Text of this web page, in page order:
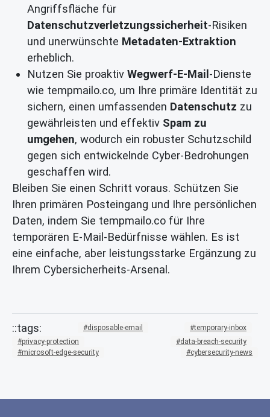
Angriffsfläche für
Datenschutzverletzungssicherheit-Risiken
und unerwünschte Metadaten-Extraktion
erheblich.
Nutzen Sie proaktiv Wegwerf-E-Mail -Dienste
wie tempmailo.co, um Ihre primäre Identität zu
sichern, einen umfassenden Datenschutz zu
gewährleisten und effektiv Spam zu
umgehen, wodurch ein robuster Schutzschild
gegen sich entwickelnde Cyber-Bedrohungen
geschaffen wird.
Bleiben Sie einen Schritt voraus. Schützen Sie
Ihren primären Posteingang und Ihre persönlichen
Daten, indem Sie tempmailo.co für Ihre
temporären E-Mail-Bedürfnisse wählen. Es ist
eine einfache, aber leistungsstarke Ergänzung zu
Ihrem Cybersicherheits-Arsenal.
disposable-email
temporary-inbox
privacy-protection
data-breach-security
microsoft-edge-security
cybersecurity-news